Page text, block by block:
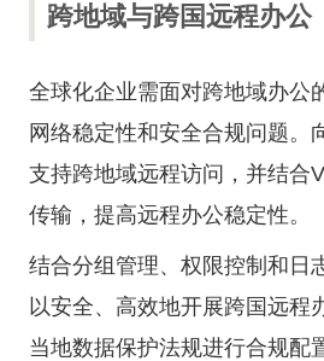
跨地域与跨国远程办公
全球化企业需面对跨地域办公
网络稳定性和安全合规问题。
支持跨地域远程访问，并结合
传输，提高远程办公稳定性。
结合分组管理、权限控制和日
以安全、高效地开展跨国远程
当地数据保护法规进行合规配